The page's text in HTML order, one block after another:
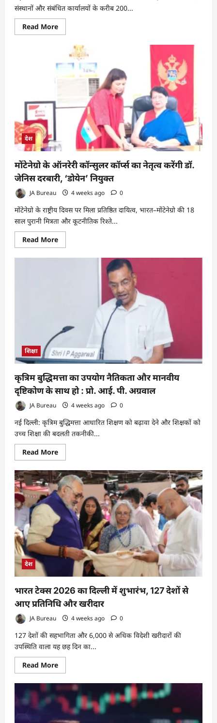
संस्थानों और संबंधित कार्यालयों के करीब 200...
Read MoreRead
more
तकनीकी
शिक्षा
कर्मचारियों
की
मांगों
दिल्ली
शांतिपूर्ण
आयोजित
देश
मोंटेनेग्रो के ऑनरेरी कॉन्सुलर कॉर्प्स का नेतृत्व करेंगी डॉ.
जेनिस दरबारी, ‘डोयेन’ नियुक्त
JA Bureau 4 weeks ago 0
मोंटेनेग्रो के राष्ट्रीय दिवस पर मिला प्रतिष्ठित दायित्व, भारत–मोंटेनेग्रो की 18
साल पुरानी मित्रता और कूटनीतिक रिश्ते...
Read MoreRead
more
मोंटेनेग्रो
दरबारी,
‘डोयेन’
शिक्षा
कृत्रिम बुद्धिमत्ता का उपयोग नैतिकता और मानवीय
दृष्टिकोण के साथ हो : प्रो. आई. पी. अग्रवाल
JA Bureau 4 weeks ago 0
नई दिल्ली: कृत्रिम बुद्धिमत्ता आधारित शिक्षण को बढ़ावा देने और शिक्षकों को
उच्च शिक्षा की बदलती तकनीकी...
Read MoreRead
more
कृत्रिम
बुद्धिमत्ता
का
उपयोग
नैतिकता
और
मानवीय
दृष्टिकोण
:
प्रो.
आई.
अग्रवाल
देश
भारत टेक्स 2026 का दिल्ली में शुभारंभ, 127 देशों से
आए प्रतिनिधि और खरीदार
JA Bureau 4 weeks ago 0
127 देशों की सहभागिता और 6,000 से अधिक विदेशी खरीदारों की
उपस्थिति वाला यह छह दिन का...
Read MoreRead
more
भारत
टेक्स
2026
का
दिल्ली
में